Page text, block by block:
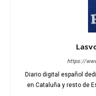
https://
Diario digital español
en Cataluña y resto de